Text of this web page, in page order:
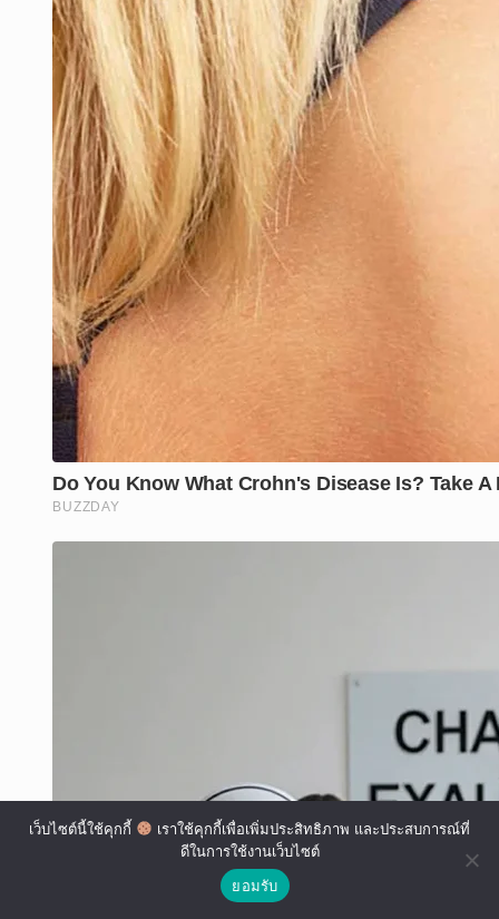
เว็บไซต์นี้ใช้คุกกี้
เราใช้คุกกี้เพื่อเพิ่มประสิทธิภาพ และประสบการณ์ที่
ดีในการใช้งานเว็บไซต์
ยอมรับ